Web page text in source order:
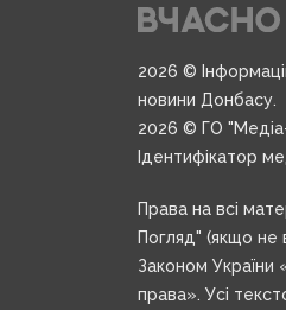
2026 ©
новини Донбасу.
2026 © ГО
Ідентифікатор
Права на всі
Погляд" (якщо не
Законом України
права». Усі